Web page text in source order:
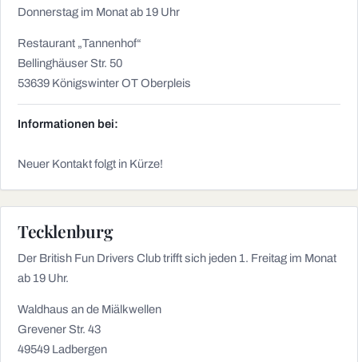
Donnerstag im Monat ab 19 Uhr
Restaurant „Tannenhof“
Bellinghäuser Str. 50
53639 Königswinter OT Oberpleis
Informationen bei:
Neuer Kontakt folgt in Kürze!
Tecklenburg
Der British Fun Drivers Club trifft sich jeden 1. Freitag im Monat
ab 19 Uhr.
Waldhaus an de Miälkwellen
Grevener Str. 43
49549 Ladbergen